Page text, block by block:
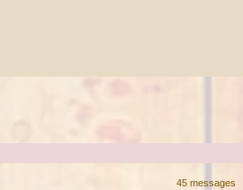
45 messages